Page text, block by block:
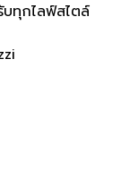
ทุกไลฟ์สไตล์